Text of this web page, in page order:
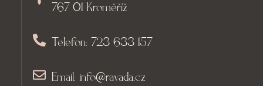
767 01 Kroměříž
Telefon: 723 633 157
Email: info@ravada.cz